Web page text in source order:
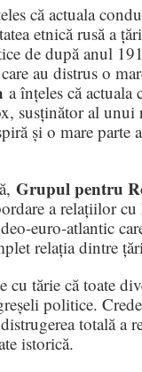
că actuala
etnică rusă a
de după anul
au distrus o
a înțeles că actuala
susținător al
și o mare
Grupul pentru
a relațiilor cu
euro-atlantic
relația dintre
cu tărie că toate
politice.
totală a
istorică.